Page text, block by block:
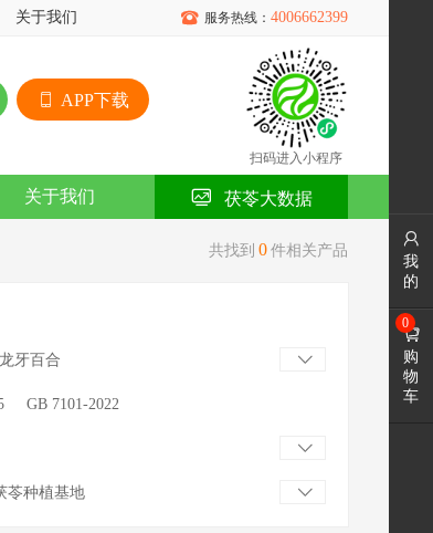
关于我们  服务热线： 4006662399
APP下载
扫码进入小程序
关于我们 茯苓大数据
共找到 0 件相关产品
龙牙百合 
GB 7101-2022

苓种植基地


我
的

购
物
车
0